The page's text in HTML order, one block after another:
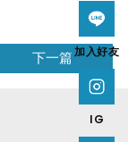
下一篇加入好友
IG